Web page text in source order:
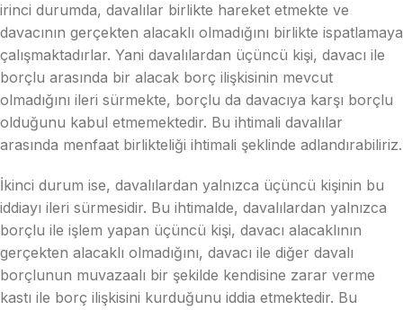
irinci durumda, davalılar birlikte hareket etmekte ve
davacının gerçekten alacaklı olmadığını birlikte ispatlamaya
çalışmaktadırlar. Yani davalılardan üçüncü kişi, davacı ile
borçlu arasında bir alacak borç ilişkisinin mevcut
olmadığını ileri sürmekte, borçlu da davacıya karşı borçlu
olduğunu kabul etmemektedir. Bu ihtimali davalılar
arasında menfaat birlikteliği ihtimali şeklinde adlandırabiliriz.
İkinci durum ise, davalılardan yalnızca üçüncü kişinin bu
iddiayı ileri sürmesidir. Bu ihtimalde, davalılardan yalnızca
borçlu ile işlem yapan üçüncü kişi, davacı alacaklının
gerçekten alacaklı olmadığını, davacı ile diğer davalı
borçlunun muvazaalı bir şekilde kendisine zarar verme
kastı ile borç ilişkisini kurduğunu iddia etmektedir. Bu